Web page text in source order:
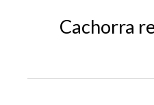
Cachorra